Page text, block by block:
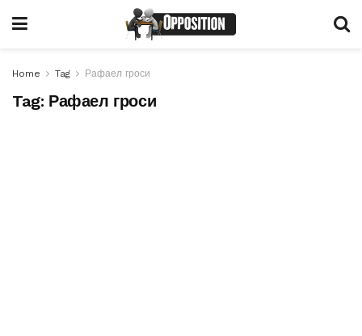
Home Tag Рафаел гроси
Tag: Рафаел гроси